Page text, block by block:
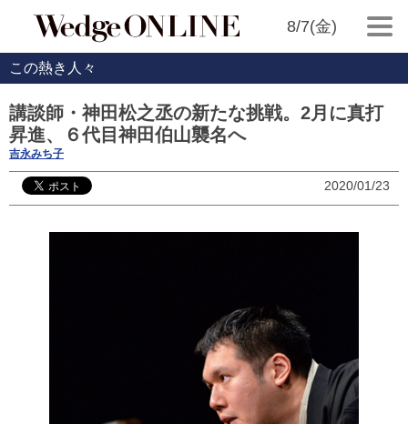
8/7(金)
この熱き人々
講談師・神田松之丞の新たな挑戦。2月に真打
昇進、６代目神田伯山襲名へ
吉永みち子
2020/01/23